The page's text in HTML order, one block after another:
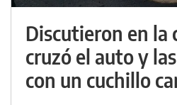
Discutieron en la
cruzó el auto y
con un cuchillo